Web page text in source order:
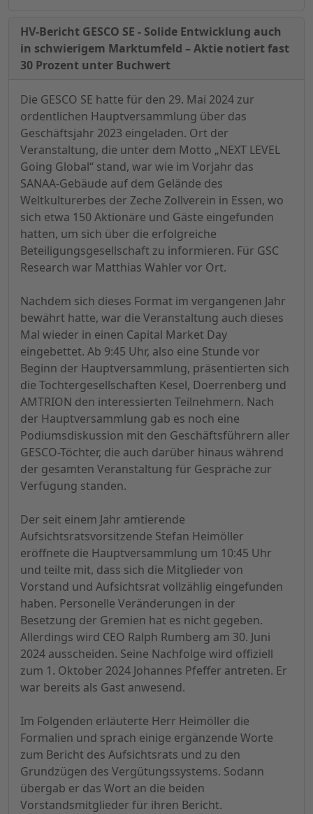
HV-Bericht GESCO SE - Solide Entwicklung auch
in schwierigem Marktumfeld – Aktie notiert fast
30 Prozent unter Buchwert
Die GESCO SE hatte für den 29. Mai 2024 zur
ordentlichen Hauptversammlung über das
Geschäftsjahr 2023 eingeladen. Ort der
Veranstaltung, die unter dem Motto „NEXT LEVEL
Going Global“ stand, war wie im Vorjahr das
SANAA-Gebäude auf dem Gelände des
Weltkulturerbes der Zeche Zollverein in Essen, wo
sich etwa 150 Aktionäre und Gäste eingefunden
hatten, um sich über die erfolgreiche
Beteiligungsgesellschaft zu informieren. Für GSC
Research war Matthias Wahler vor Ort.
Nachdem sich dieses Format im vergangenen Jahr
bewährt hatte, war die Veranstaltung auch dieses
Mal wieder in einen Capital Market Day
eingebettet. Ab 9:45 Uhr, also eine Stunde vor
Beginn der Hauptversammlung, präsentierten sich
die Tochtergesellschaften Kesel, Doerrenberg und
AMTRION den interessierten Teilnehmern. Nach
der Hauptversammlung gab es noch eine
Podiumsdiskussion mit den Geschäftsführern aller
GESCO-Töchter, die auch darüber hinaus während
der gesamten Veranstaltung für Gespräche zur
Verfügung standen.
Der seit einem Jahr amtierende
Aufsichtsratsvorsitzende Stefan Heimöller
eröffnete die Hauptversammlung um 10:45 Uhr
und teilte mit, dass sich die Mitglieder von
Vorstand und Aufsichtsrat vollzählig eingefunden
haben. Personelle Veränderungen in der
Besetzung der Gremien hat es nicht gegeben.
Allerdings wird CEO Ralph Rumberg am 30. Juni
2024 ausscheiden. Seine Nachfolge wird offiziell
zum 1. Oktober 2024 Johannes Pfeffer antreten. Er
war bereits als Gast anwesend.
Im Folgenden erläuterte Herr Heimöller die
Formalien und sprach einige ergänzende Worte
zum Bericht des Aufsichtsrats und zu den
Grundzügen des Vergütungssystems. Sodann
übergab er das Wort an die beiden
Vorstandsmitglieder für ihren Bericht.